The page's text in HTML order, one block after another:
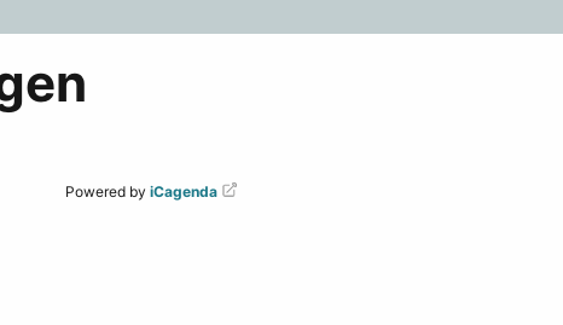
Powered by iCagenda